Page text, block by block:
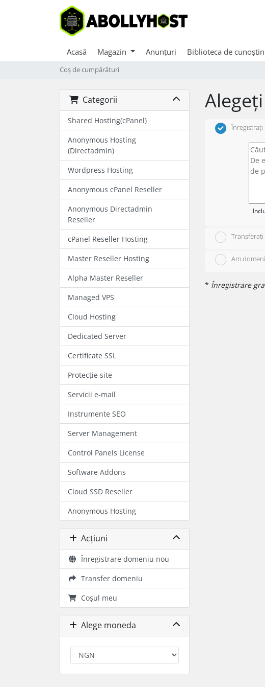
Acasă Magazin Anunțuri Biblioteca de
Coș de cumpărături
Categorii
Shared Hosting(cPanel)
Anonymous Hosting
(Directadmin)
Wordpress Hosting
Anonymous cPanel Reseller
Anonymous Directadmin
Reseller
cPanel Reseller Hosting
Master Reseller Hosting
Alpha Master Reseller
Managed VPS
Cloud Hosting
Dedicated Server
Certificate SSL
Protecție site
Servicii e-mail
Instrumente SEO
Server Management
Control Panels License
Software Addons
Cloud SSD Reseller
Anonymous Hosting
Acțiuni
Înregistrare domeniu nou
Transfer domeniu
Coșul meu
Alege moneda
Am
* Înregistrare